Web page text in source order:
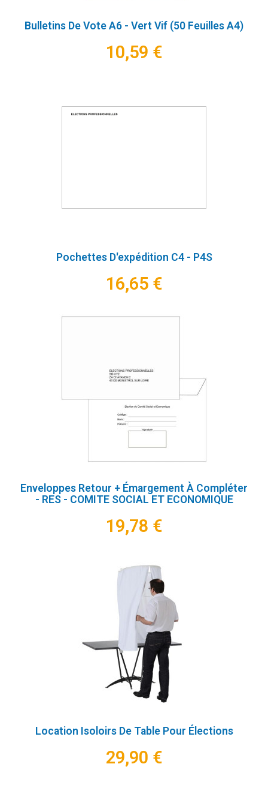
Bulletins De Vote A6 - Vert Vif (50 Feuilles A4)
10,59 €
Pochettes D'expédition C4 - P4S
16,65 €
Enveloppes Retour + Émargement À Compléter
- RES - COMITE SOCIAL ET ECONOMIQUE
19,78 €
Location Isoloirs De Table Pour Élections
29,90 €